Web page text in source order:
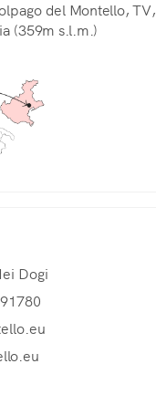
del Montello, TV,
(359m s.l.m.)
Dogi